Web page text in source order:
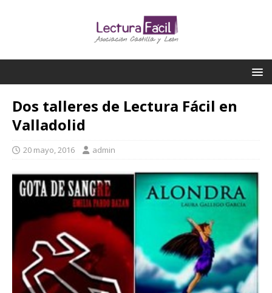
Dos talleres de Lectura Fácil en
Valladolid
20 mayo, 2016 admin